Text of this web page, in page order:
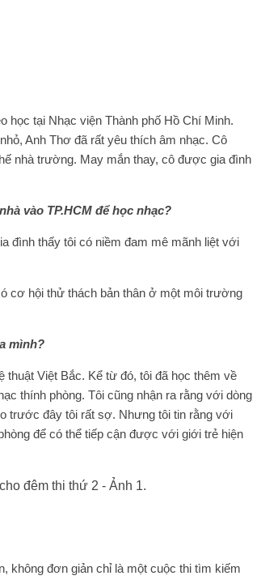
học tại Nhạc viện Thành phố Hồ Chí Minh.
Anh Thơ đã rất yêu thích âm nhạc. Cô
nhà trường. May mắn thay, cô được gia đình
vào TP.HCM để học nhạc?
đình thấy tôi có niềm đam mê mãnh liệt với
cơ hội thử thách bản thân ở một môi trường
mình?
Việt Bắc. Kể từ đó, tôi đã học thêm về
thính phòng. Tôi cũng nhận ra rằng với dòng
trước đây tôi rất sợ. Nhưng tôi tin rằng với
để có thể tiếp cận được với giới trẻ hiện
không đơn giản chỉ là một cuộc thi tìm kiếm